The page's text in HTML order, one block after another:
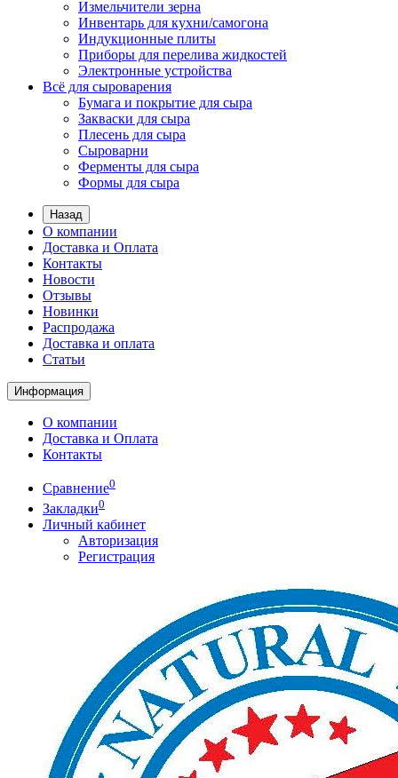
Измельчители зерна
Инвентарь для кухни/самогона
Индукционные плиты
Приборы для перелива жидкостей
Электронные устройства
Всё для сыроварения
Бумага и покрытие для сыра
Закваски для сыра
Плесень для сыра
Сыроварни
Ферменты для сыра
Формы для сыра
Назад
О компании
Доставка и Оплата
Контакты
Новости
Отзывы
Новинки
Распродажа
Доставка и оплата
Статьи
Информация
О компании
Доставка и Оплата
Контакты
Сравнение0
Закладки0
Личный кабинет
Авторизация
Регистрация